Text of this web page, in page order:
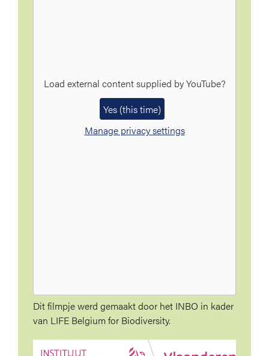
Load external content supplied byYouTube?
Yes (this time)
Manage privacy settings
Dit filmpje werd gemaakt door het INBO in kader
van LIFE Belgium for Biodiversity.
Image